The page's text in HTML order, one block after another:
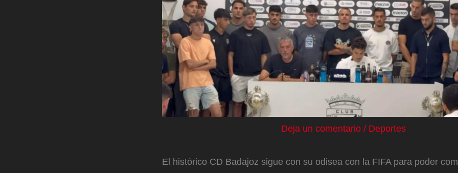
Deja un comentario / Deportes
El histórico CD Badajoz sigue con su odisea con la FIFA para poder